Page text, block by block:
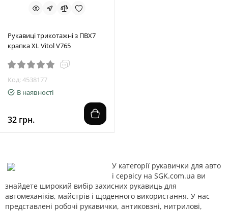
Рукавиці трикотажні з ПВХ7
крапка XL Vitol V765
Код: 4538177
В наявності
32 грн.
У категорії рукавички для авто
і сервісу на SGK.com.ua ви
знайдете широкий вибір захисних рукавиць для
автомеханіків, майстрів і щоденного використання. У нас
представлені робочі рукавички, антиковзні, нитрилові,